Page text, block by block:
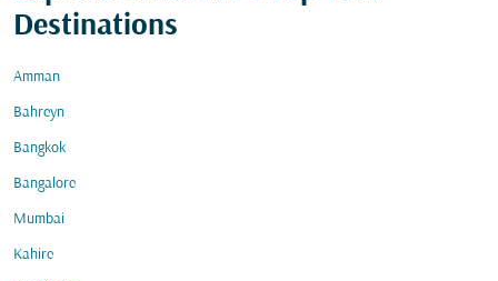
Destinations
Amman
Bahreyn
Bangkok
Bangalore
Mumbai
Kahire